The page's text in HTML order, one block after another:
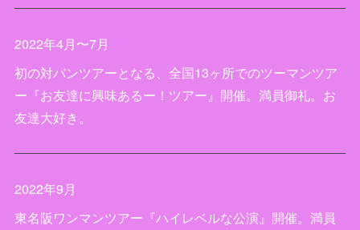
2022年4月〜7月
初の対バンツアーとなる、全国13ヶ所でのツーマンツア
ー『お友達に興味あるー！ツアー』開催。満員御礼。お
友達大好き。
2022年9月
東名阪ワンマンツアー『ハイレベルな公演』開催。満員